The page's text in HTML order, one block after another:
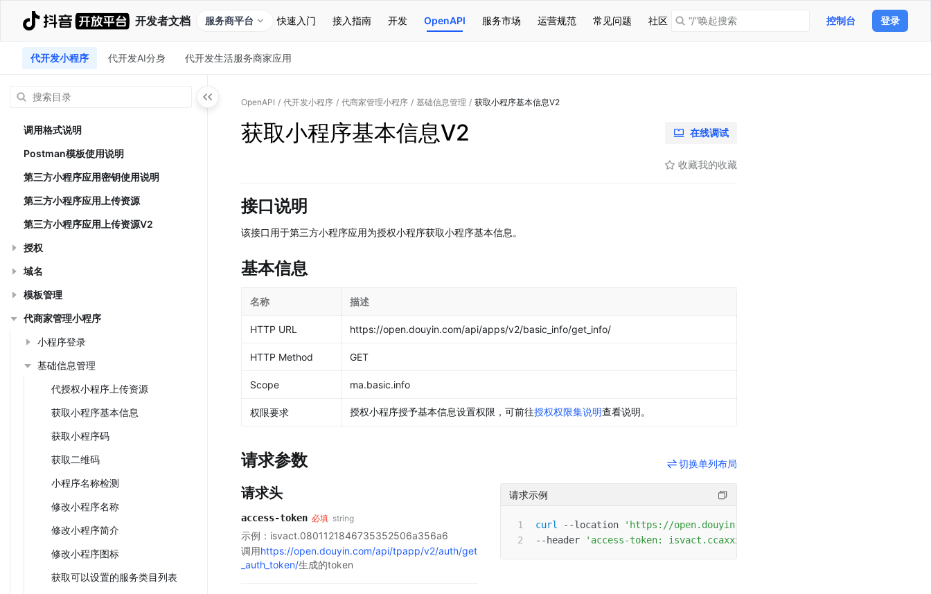
开发者文档 服务商平台 快速入门 接入指南 开发 OpenAPI 服务市场 运营规范 常见问题 社区 “/”唤起搜索 控制台 登录
代开发小程序 代开发AI分身 代开发生活服务商家应用
调用格式说明
Postman模板使用说明
第三方小程序应用密钥使用说明
第三方小程序应用上传资源
第三方小程序应用上传资源V2
授权
域名
模板管理
代商家管理小程序
小程序登录
基础信息管理
代授权小程序上传资源
获取小程序基本信息
获取小程序码
获取二维码
小程序名称检测
修改小程序名称
修改小程序简介
修改小程序图标
获取可以设置的服务类目列表
OpenAPI / 代开发小程序 / 代商家管理小程序 / 基础信息管理 / 获取小程序基本信息V2
获取小程序基本信息V2 在线调试
收藏我的收藏
接口说明
该接口用于第三方小程序应用为授权小程序获取小程序基本信息。
基本信息
名称 描述
HTTP URL https://open.douyin.com/api/apps/v2/basic_info/get_info/
HTTP Method GET
Scope ma.basic.info
权限要求 授权小程序授予基本信息设置权限，可前往授权权限集说明查看说明。
请求参数
请求头
access-token 必填 string
示例：isvact.0801121846735352506a356a6
调用https://open.douyin.com/api/tpapp/v2/auth/get
_auth_token/生成的token
请求示例
curl --location
'https://open.douyin.com/api/apps/v2/basic_info/
--header
'access-token:
切换单列布局